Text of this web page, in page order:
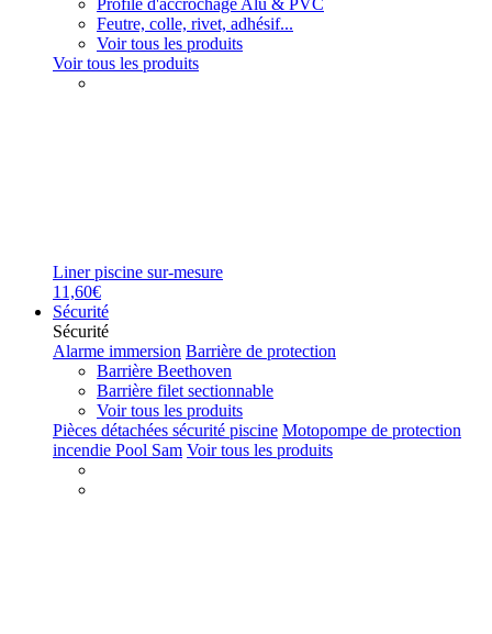
Profilé d'accrochage Alu & PVC
Feutre, colle, rivet, adhésif...
Voir tous les produits
Voir tous les produits
Liner piscine sur-mesure
11,60€
Sécurité
Sécurité
Alarme immersion Barrière de protection
Barrière Beethoven
Barrière filet sectionnable
Voir tous les produits
Pièces détachées sécurité piscine Motopompe de protection
incendie Pool Sam Voir tous les produits